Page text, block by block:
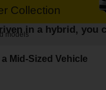
Collection
modelsin a hybrid, you
Mid-Sized Vehicle